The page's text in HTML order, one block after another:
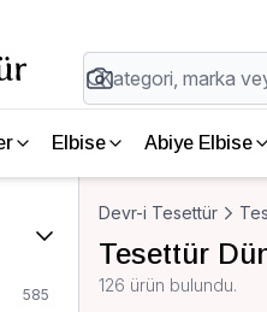
Elbise Abiye Elbise
585
Devr-i Tesettür
Tesettür
126 ürün bulundu.